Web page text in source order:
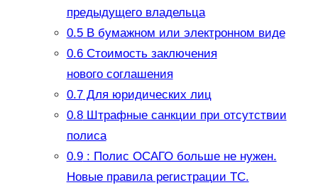
предыдущего владельца
0.5В бумажном или электронном виде
0.6Стоимость заключения
нового соглашения
0.7Для юридических лиц
0.8Штрафные санкции при отсутствии
полиса
0.9: Полис ОСАГО больше не нужен.
Новые правила регистрации ТС.